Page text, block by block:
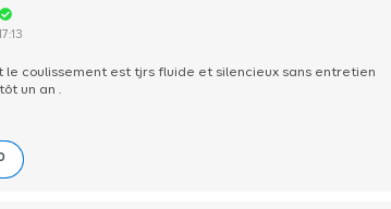
le coulissement est tjrs fluide et silencieux sans entretien
un an .